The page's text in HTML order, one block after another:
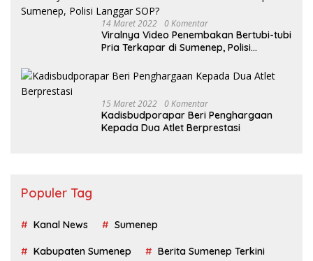
14 Maret 2022 0 Komentar
Viralnya Video Penembakan Bertubi-tubi
Pria Terkapar di Sumenep, Polisi
15 Maret 2022 0 Komentar
Kadisbudporapar Beri Penghargaan
Kepada Dua Atlet Berprestasi
Populer Tag
Kanal News Sumenep
Kabupaten Sumenep Berita Sumenep Terkini